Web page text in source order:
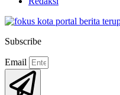
Subscribe
Email